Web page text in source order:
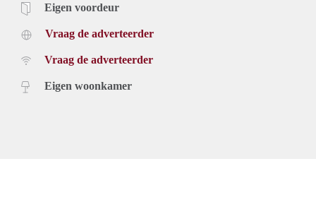
Eigen voordeur
Vraag de adverteerder
Vraag de adverteerder
Eigen woonkamer